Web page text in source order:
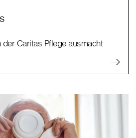
der Caritas Pflege ausmacht